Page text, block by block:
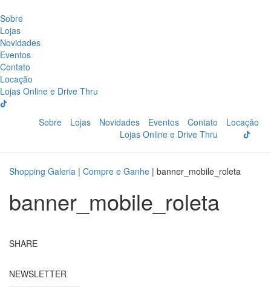
Sobre
Lojas
Novidades
Eventos
Contato
Locação
Lojas Online e Drive Thru
Sobre Lojas Novidades Eventos Contato
Locação
Lojas Online e Drive Thru
Shopping Galeria | Compre e Ganhe | banner_mobile_roleta
banner_mobile_roleta
SHARE
NEWSLETTER